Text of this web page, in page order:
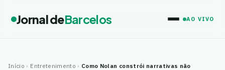
Jornal deBarcelos AO VIVO
Início › Entretenimento › Como Nolan constrói narrativas não